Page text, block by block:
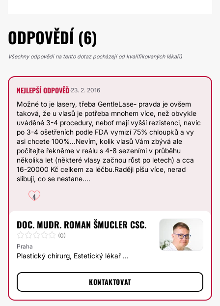
ODPOVĚDÍ (6)
Všechny odpovědi na tento dotaz pocházejí od kvalifikovaných lékařů
NEJLEPŠÍ ODPOVĚĎ·23. 2. 2016
Možné to je lasery, třeba GentleLase- pravda je ovšem
taková, že u vlasů je potřeba mnohem více, než obvykle
uváděné 3-4 procedury, neboť mají vyšší rezistenci, navíc
po 3-4 ošetřeních podle FDA vymizí 75% chloupků a vy
asi chcete 100%...Nevím, kolik vlasů Vám zbývá ale
počítejte řekněme v reálu s 4-8 sezeními v průběhu
několika let (některé vlasy začnou růst po letech) a cca
16-20000 Kč celkem za léčbu.Raději píšu více, nerad
slibuji, co se nestane....
4
DOC. MUDR. ROMAN ŠMUCLER CSC.
(0)
Praha
Plastický chirurg, Estetický lékař ...
KONTAKTOVAT